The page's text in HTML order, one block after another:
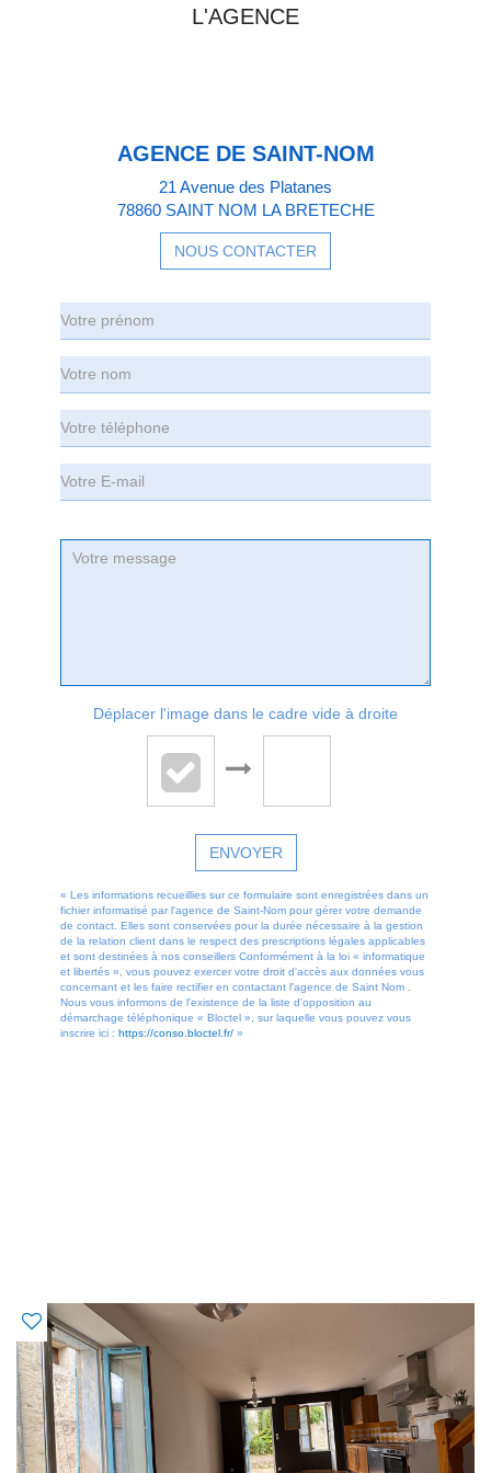
L'AGENCE
AGENCE DE SAINT-NOM
21 Avenue des Platanes
78860 SAINT NOM LA BRETECHE
NOUS CONTACTER
Déplacer l'image dans le cadre vide à droite
ENVOYER
« Les informations recueillies sur ce formulaire sont enregistrées dans un
fichier informatisé par l'agence de Saint-Nom pour gérer votre demande
de contact. Elles sont conservées pour la durée nécessaire à la gestion
de la relation client dans le respect des prescriptions légales applicables
et sont destinées à nos conseillers Conformément à la loi « informatique
et libertés », vous pouvez exercer votre droit d'accès aux données vous
concernant et les faire rectifier en contactant l'agence de Saint Nom .
Nous vous informons de l'existence de la liste d'opposition au
démarchage téléphonique « Bloctel », sur laquelle vous pouvez vous
inscrire ici : https://conso.bloctel.fr/ »